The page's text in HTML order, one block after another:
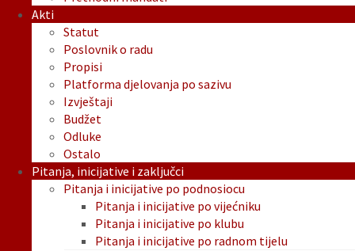
Akti
Statut
Poslovnik o radu
Propisi
Platforma djelovanja po sazivu
Izvještaji
Budžet
Odluke
Ostalo
Pitanja, inicijative i zaključci
Pitanja i inicijative po podnosiocu
Pitanja i inicijative po vijećniku
Pitanja i inicijative po klubu
Pitanja i inicijative po radnom tijelu